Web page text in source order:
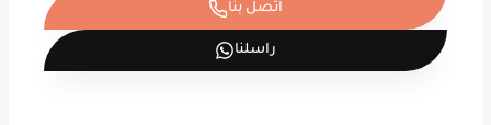
اتصل بنا
راسلنا